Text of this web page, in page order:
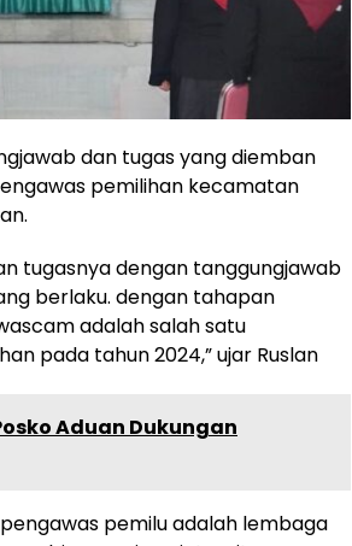
dan tugas yang diemban
pemilihan kecamatan
tugasnya dengan tanggungjawab
berlaku. dengan tahapan
adalah salah satu
pada tahun 2024,” ujar Ruslan
Aduan Dukungan
pemilu adalah lembaga